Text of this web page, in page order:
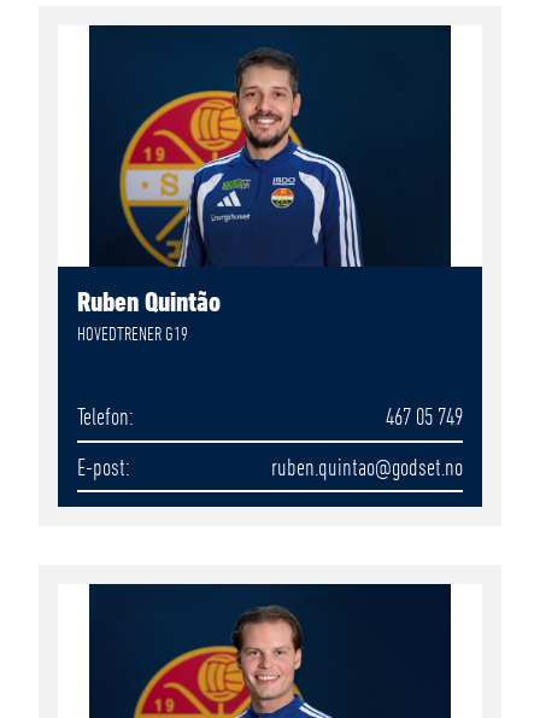
Ruben Quintão
HOVEDTRENER G19
Telefon
467 05 749
E-post
ruben.quintao@godset.no